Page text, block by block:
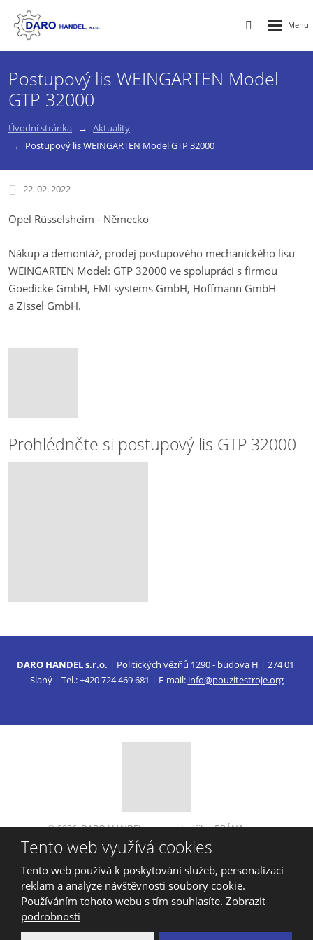
Vyhledávání
Postupový lis WEINGARTEN Model
GTP 32000
Úvodní stránka
Aktuality
Postupový lis WEINGARTEN Model GTP 32000
22. 02. 2022
Opel Rüsselsheim - Německo
Nákup a demontáž, prodej postupového mechanického lisu
WEINGARTEN Model: GTP 32000 ve spolupráci s firmou
Goedicke GmbH, FMI systems GmbH, Hoffmann GmbH
a Zissel GmbH.
Prohlédněte si postupový lis GTP 32000
DARO HANDEL s.r.o. | Politických vězňů 1290 - budova H | 274 01
Slaný | Tel.: +420 724 469 681 | E-mail: info@pouzitestroje.org
© 2026, DARO HANDEL, s.r.o., vytvořila eBRÁNA s.r.o.
Mapa stránek |Podmínky použití
VYROBILA
Tento web je chráněn pomocí Google ReCAPTCHA a platí pro něj
zásady ochrany osobních údajů a smluvní podmínky
Tento web využívá cookies
Tento web používá k poskytování služeb, personalizaci
reklam a analýze návštěvnosti soubory cookie.
Používáním tohoto webu s tím souhlasíte. Zobrazit
podrobnosti